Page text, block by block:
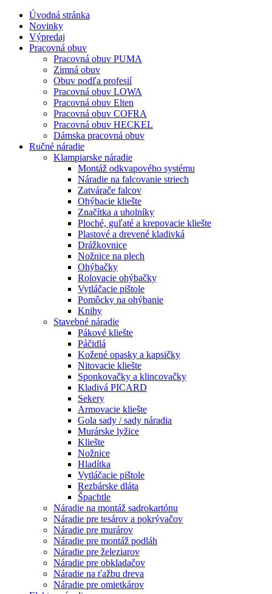
Úvodná stránka
Novinky
Výpredaj
Pracovná obuv
Pracovná obuv PUMA
Zimná obuv
Obuv podľa profesií
Pracovná obuv LOWA
Pracovná obuv Elten
Pracovná obuv COFRA
Pracovná obuv HECKEL
Dámska pracovná obuv
Ručné náradie
Klampiarske náradie
Montáž odkvapového systému
Náradie na falcovanie striech
Zatvárače falcov
Ohýbacie kliešte
Značítka a uholníky
Ploché, guľaté a krepovacie kliešte
Plastové a drevené kladivká
Drážkovnice
Nožnice na plech
Ohýbačky
Rolovacie ohýbačky
Vytláčacie pištole
Pomôcky na ohýbanie
Knihy
Stavebné náradie
Pákové kliešte
Páčidlá
Kožené opasky a kapsičky
Nitovacie kliešte
Sponkovačky a klincovačky
Kladivá PICARD
Sekery
Armovacie kliešte
Gola sady / sady náradia
Murárske lyžice
Kliešte
Nožnice
Hladítka
Vytláčacie pištole
Rezbárske dláta
Špachtle
Náradie na montáž sadrokartónu
Náradie pre tesárov a pokrývačov
Náradie pre murárov
Náradie pre montáž podláh
Náradie pre železiarov
Náradie pre obkladačov
Náradie na ťažbu dreva
Náradie pre omietkárov